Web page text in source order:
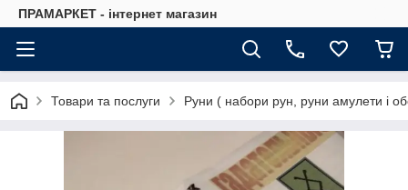
ПРАМАРКЕТ - інтернет магазин
Товари та послуги Руни ( набори рун, руни амулети і